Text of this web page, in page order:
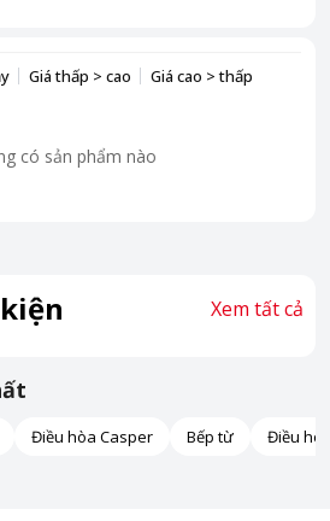
Giá thấp > cao Giá cao > thấp
có sản phẩm nào
Xem tất cả
Điều hòa Casper Bếp từ Điều